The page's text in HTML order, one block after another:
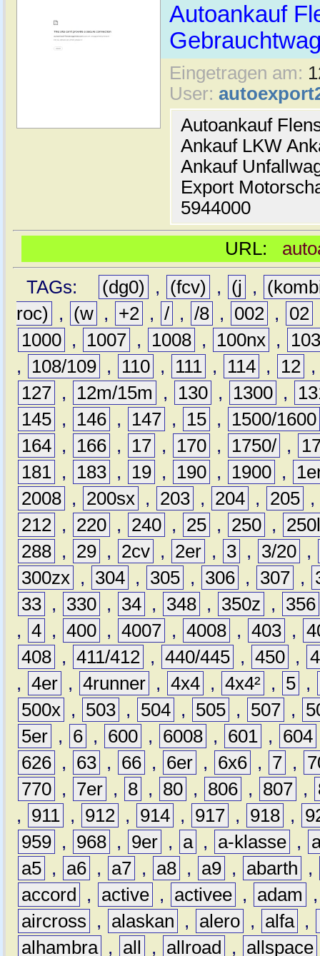
Autoankauf
Eingetragen am:
User:
Autoankauf
Ankauf LKW
Ankauf
Export
5944000
URL:
TAGs:
(dg0) , (fcv) , (j ,
roc)
, (w , +2 , / , /8 , 002 , 02
1000 , 1007 , 1008 , 100nx ,
,
108/109 , 110 , 111 , 114 , 12
127 , 12m/15m , 130 , 1300 ,
145 , 146 , 147 , 15 ,
1500/1600
164 , 166 , 17 , 170 , 1750/ ,
181 , 183 , 19 , 190 , 1900 ,
2008 , 200sx , 203 , 204 , 205 ,
212 , 220 , 240 , 25 , 250 ,
288 , 29 , 2cv , 2er , 3 , 3/20 ,
300zx , 304 , 305 , 306 , 307 ,
33 , 330 , 34 , 348 , 350z ,
356
, 4 , 400 , 4007 , 4008 , 403 ,
408 , 411/412 , 440/445 , 450 ,
, 4er , 4runner , 4x4 , 4x4² , 5 ,
500x , 503 , 504 , 505 , 507 ,
5er , 6 , 600 , 6008 , 601 , 604
626 , 63 , 66 , 6er , 6x6 , 7 ,
770 , 7er , 8 , 80 , 806 , 807 ,
,
911 , 912 , 914 , 917 , 918 ,
959 , 968 , 9er , a , a-klasse ,
a5 , a6 , a7 , a8 , a9 , abarth
,
accord
, active , activee , adam
aircross
, alaskan , alero , alfa ,
alhambra , all , allroad , allspace